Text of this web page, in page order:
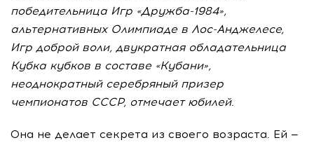
победительница Игр «Дружба-1984»,
альтернативных Олимпиаде в Лос-Анджелесе,
Игр доброй воли, двукратная обладательница
Кубка кубков в составе «Кубани»,
неоднократный серебряный призер
чемпионатов СССР, отмечает юбилей.
Она не делает секрета из своего возраста. Ей —